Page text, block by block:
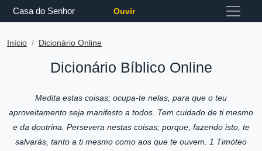
Casa do Senhor Ouvir
Início Dicionário Online
Dicionário Bíblico Online
Medita estas coisas; ocupa-te nelas, para que o teu
aproveitamento seja manifesto a todos. Tem cuidado de ti mesmo
e da doutrina. Persevera nestas coisas; porque, fazendo isto, te
salvarás, tanto a ti mesmo como aos que te ouvem. 1 Timóteo